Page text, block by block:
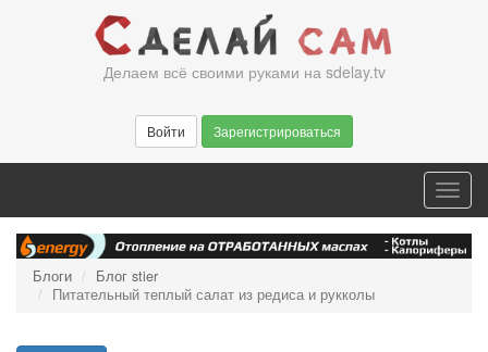
Делаем всё своими руками на sdelay.tv
Войти Зарегистрироваться
Блоги
Блог stier
Питательный теплый салат из редиса и рукколы